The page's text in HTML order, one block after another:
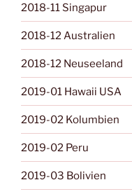
2018-11 Singapur
2018-12 Australien
2018-12 Neuseeland
2019-01 Hawaii USA
2019-02 Kolumbien
2019-02 Peru
2019-03 Bolivien